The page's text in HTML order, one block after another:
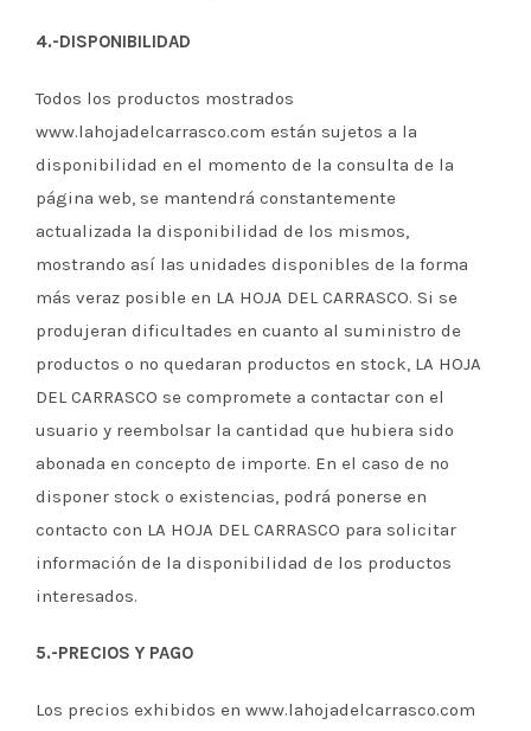
4.-DISPONIBILIDAD
Todos los productos mostrados
www.lahojadelcarrasco.com están sujetos a la
disponibilidad en el momento de la consulta de la
página web, se mantendrá constantemente
actualizada la disponibilidad de los mismos,
mostrando así las unidades disponibles de la forma
más veraz posible en LA HOJA DEL CARRASCO. Si se
produjeran dificultades en cuanto al suministro de
productos o no quedaran productos en stock, LA HOJA
DEL CARRASCO se compromete a contactar con el
usuario y reembolsar la cantidad que hubiera sido
abonada en concepto de importe. En el caso de no
disponer stock o existencias, podrá ponerse en
contacto con LA HOJA DEL CARRASCO para solicitar
información de la disponibilidad de los productos
interesados.
5.-PRECIOS Y PAGO
Los precios exhibidos en www.lahojadelcarrasco.com